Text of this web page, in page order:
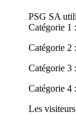
PSG SA
Catégorie 1
Catégorie 2
Catégorie 3
Catégorie 4
Les